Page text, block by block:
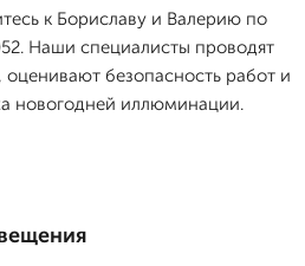
к Бориславу и Валерию по
Наши специалисты проводят
безопасность работ и
новогодней иллюминации.